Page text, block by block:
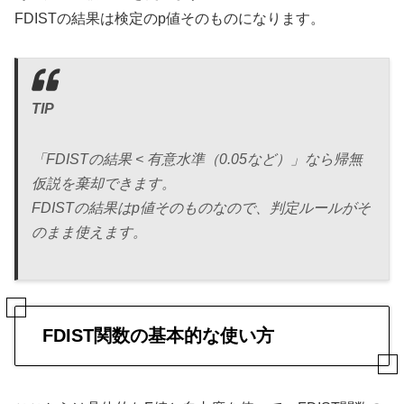
FDISTの結果は検定のp値そのものになります。
TIP
「FDISTの結果 < 有意水準（0.05など）」なら帰無
仮説を棄却できます。
FDISTの結果はp値そのものなので、判定ルールがそ
のまま使えます。
FDIST関数の基本的な使い方